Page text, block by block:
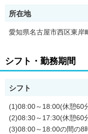
所在地
愛知県名古屋市西区東岸
シフト・勤務期間
シフト
(1)08:00～18:00(休憩60
(2)08:30～17:30(休憩60
(3)08:00～18:00の間の8